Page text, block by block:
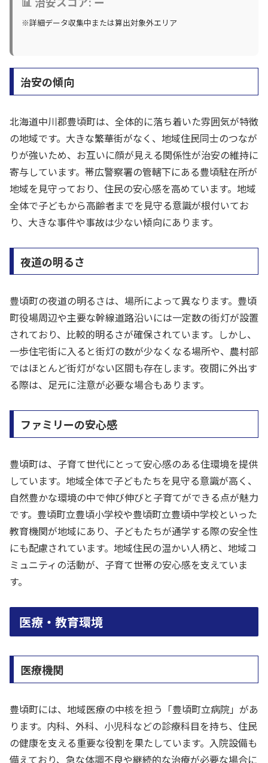
※詳細データ収集中または算出対象外エリア
治安の傾向
北海道中川郡豊頃町は、全体的に落ち着いた雰囲気が特徴
の地域です。大きな繁華街がなく、地域住民同士のつなが
りが強いため、お互いに顔が見える関係性が治安の維持に
寄与しています。帯広警察署の管轄下にある豊頃駐在所が
地域を見守っており、住民の安心感を高めています。地域
全体で子どもから高齢者までを見守る意識が根付いてお
り、大きな事件や事故は少ない傾向にあります。
夜道の明るさ
豊頃町の夜道の明るさは、場所によって異なります。豊頃
町役場周辺や主要な幹線道路沿いには一定数の街灯が設置
されており、比較的明るさが確保されています。しかし、
一歩住宅街に入ると街灯の数が少なくなる場所や、農村部
ではほとんど街灯がない区間も存在します。夜間に外出す
る際は、足元に注意が必要な場合もあります。
ファミリーの安心感
豊頃町は、子育て世代にとって安心感のある住環境を提供
しています。地域全体で子どもたちを見守る意識が高く、
自然豊かな環境の中で伸び伸びと子育てができる点が魅力
です。豊頃町立豊頃小学校や豊頃町立豊頃中学校といった
教育機関が地域にあり、子どもたちが通学する際の安全性
にも配慮されています。地域住民の温かい人柄と、地域コ
ミュニティの活動が、子育て世帯の安心感を支えていま
す。
医療・教育環境
医療機関
豊頃町には、地域医療の中核を担う「豊頃町立病院」があ
ります。内科、外科、小児科などの診療科目を持ち、住民
の健康を支える重要な役割を果たしています。入院設備も
備えており、急な体調不良や継続的な治療が必要な場合に